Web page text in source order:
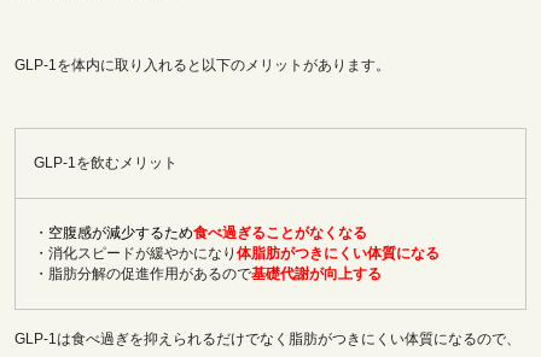
GLP-1を体内に取り入れると以下のメリットがあります。
GLP-1を飲むメリット
・ 空腹感が減少するため食べ過ぎることがなくなる
・消化スピードが緩やかになり 体脂肪がつきにくい体質になる
・脂肪分解の促進作用があるので基礎代謝が向上する
GLP-1は食べ過ぎを抑えられるだけでなく脂肪がつきにくい体質になるので、